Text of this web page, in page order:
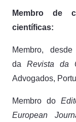
Membro de
científicas:
Membro,
da Revista da
Advogados,
Membro do
European